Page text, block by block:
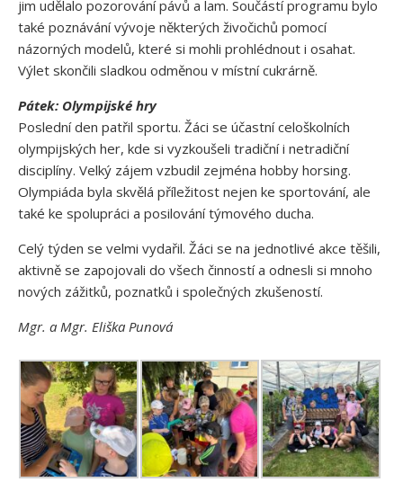
jim udělalo pozorování pávů a lam. Součástí programu bylo
také poznávání vývoje některých živočichů pomocí
názorných modelů, které si mohli prohlédnout i osahat.
Výlet skončili sladkou odměnou v místní cukrárně.
Pátek: Olympijské hry
Poslední den patřil sportu. Žáci se účastní celoškolních
olympijských her, kde si vyzkoušeli tradiční i netradiční
disciplíny. Velký zájem vzbudil zejména hobby horsing.
Olympiáda byla skvělá příležitost nejen ke sportování, ale
také ke spolupráci a posilování týmového ducha.
Celý týden se velmi vydařil. Žáci se na jednotlivé akce těšili,
aktivně se zapojovali do všech činností a odnesli si mnoho
nových zážitků, poznatků i společných zkušeností.
Mgr. a Mgr. Eliška Punová